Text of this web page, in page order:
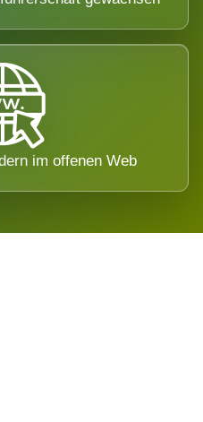
im offenen Web